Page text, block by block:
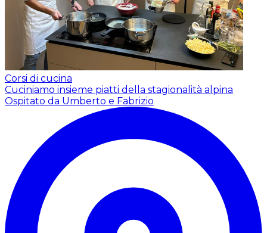
Corsi di cucina
Cuciniamo insieme piatti della stagionalità alpina
Ospitato da Umberto e Fabrizio